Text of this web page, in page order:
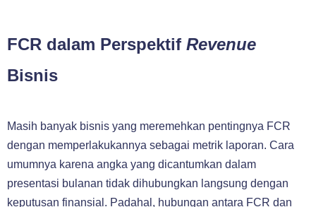
FCR dalam Perspektif Revenue
Bisnis
Masih banyak bisnis yang meremehkan pentingnya FCR
dengan memperlakukannya sebagai metrik laporan. Cara
umumnya karena angka yang dicantumkan dalam
presentasi bulanan tidak dihubungkan langsung dengan
keputusan finansial. Padahal, hubungan antara FCR dan